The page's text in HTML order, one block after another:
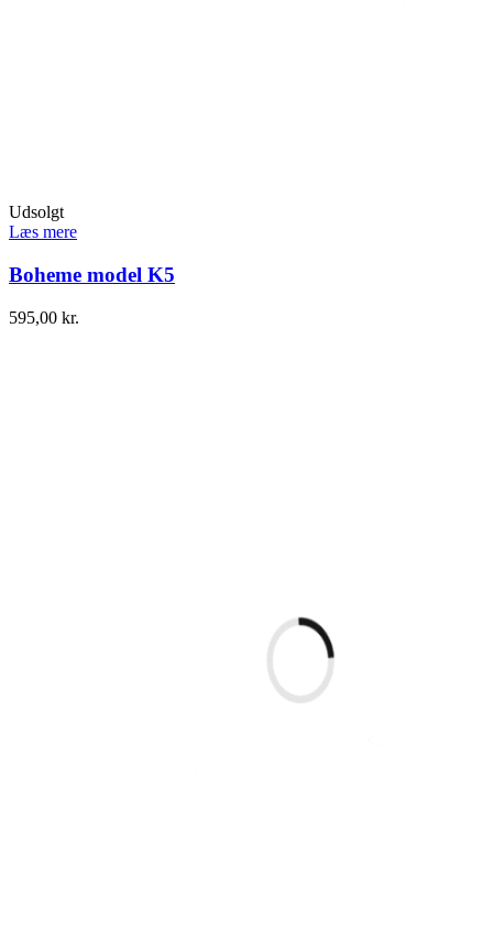
Udsolgt
Læs mere
Boheme model K5
595,00 kr.